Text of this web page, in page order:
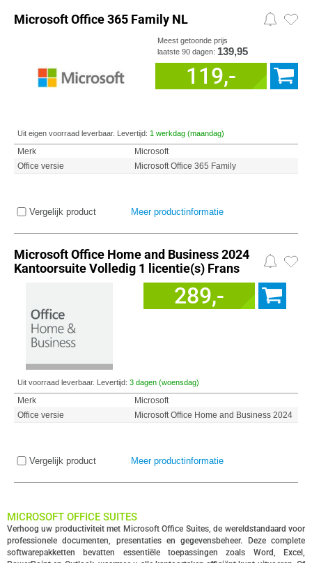
Microsoft Office 365 Family NL
Meest getoonde prijs
laatste 90 dagen: 139,95
119,-
Uit eigen voorraad leverbaar. Levertijd: 1 werkdag (maandag)
Merk
Microsoft
Office versie
Microsoft Office 365 Family
Vergelijk product Meer productinformatie
Microsoft Office Home and Business 2024
Kantoorsuite Volledig 1 licentie(s) Frans
289,-
Uit voorraad leverbaar. Levertijd: 3 dagen (woensdag)
Merk
Microsoft
Office versie
Microsoft Office Home and Business 2024
Vergelijk product Meer productinformatie
MICROSOFT OFFICE SUITES
Verhoog uw productiviteit met Microsoft Office Suites, de wereldstandaard voor
professionele documenten, presentaties en gegevensbeheer. Deze complete
softwarepakketten bevatten essentiële toepassingen zoals Word, Excel,